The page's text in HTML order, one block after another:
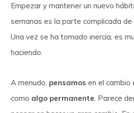
Empezar y mantener un nuevo
semanas es la parte complicada de
Una vez se ha tomado inercia, es
haciendo.
A menudo, pensamos en el cambio
como algo permanente. Parece